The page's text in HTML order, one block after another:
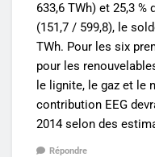
633,6 TWh) et 25,3
(151,7 / 599,8), le
TWh. Pour les six
pour les
le lignite, le gaz et le
contribution EEG
2014 selon des
Répondre